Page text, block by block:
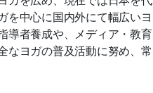
を中心に国内外にて幅広い
導者養成や、メディア・教
なヨガの普及活動に努め、